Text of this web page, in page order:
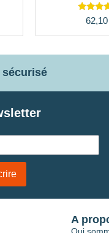
Note
4.00
sur 5
62,10
sécurisé
A